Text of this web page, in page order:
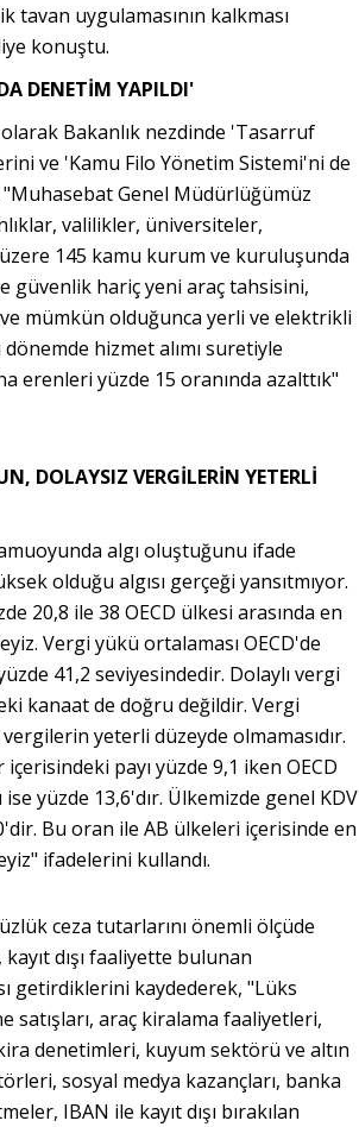
tavan uygulamasının kalkması
konuştu.
DENETİM YAPILDI'
Bakanlık nezdinde 'Tasarruf
ve 'Kamu Filo Yönetim Sistemi'ni de
Genel Müdürlüğümüz
valilikler, üniversiteler,
145 kamu kurum ve kuruluşunda
güvenlik hariç yeni araç tahsisini,
mümkün olduğunca yerli ve elektrikli
hizmet alımı suretiyle
erenleri yüzde 15 oranında azalttık"
DOLAYSIZ VERGİLERİN YETERLİ
algı oluştuğunu ifade
olduğu algısı gerçeği yansıtmıyor.
20,8 ile 38 OECD ülkesi arasında en
Vergi yükü ortalaması OECD'de
41,2 seviyesindedir. Dolaylı vergi
kanaat de doğru değildir. Vergi
yeterli düzeyde olmamasıdır.
payı yüzde 9,1 iken OECD
yüzde 13,6'dır. Ülkemizde genel KDV
Bu oran ile AB ülkeleri içerisinde en
ifadelerini kullandı.
ceza tutarlarını önemli ölçüde
dışı faaliyette bulunan
getirdiklerini kaydederek, "Lüks
satışları, araç kiralama faaliyetleri,
denetimleri, kuyum sektörü ve altın
sosyal medya kazançları, banka
IBAN ile kayıt dışı bırakılan